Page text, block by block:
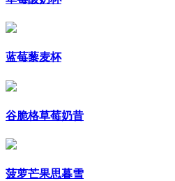
蓝莓藜麦杯
谷脆格草莓奶昔
菠萝芒果思暮雪